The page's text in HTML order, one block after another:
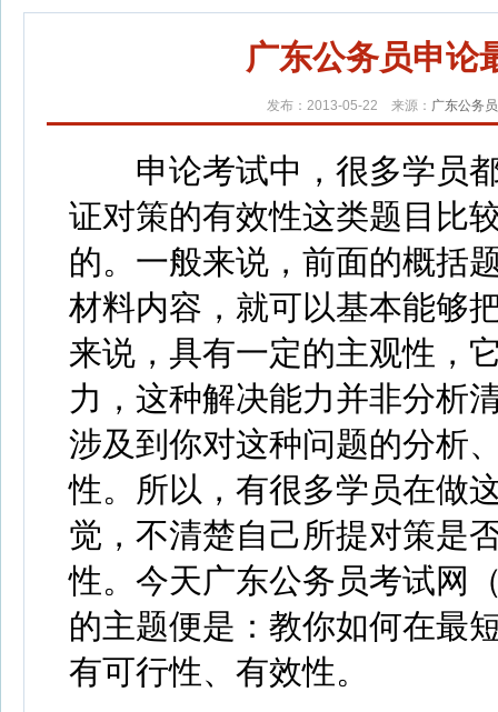
广东公务员申论
发布：2013-05-22 来源： 广东公务
申论考试中，很多学员都
证对策的有效性这类题目比
的。一般来说，前面的概括
材料内容，就可以基本能够
来说，具有一定的主观性，
力，这种解决能力并非分析
涉及到你对这种问题的分析
性。所以，有很多学员在做
觉，不清楚自己所提对策是
性。今天广东公务员考试网
的主题便是：教你如何在最
有可行性、有效性。